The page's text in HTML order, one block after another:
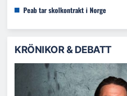
Peab tar skolkontrakt i Norge
KRÖNIKOR & DEBATT